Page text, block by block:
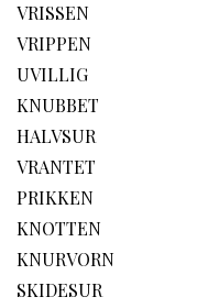
VRISSEN
VRIPPEN
UVILLIG
KNUBBET
HALVSUR
VRANTET
PRIKKEN
KNOTTEN
KNURVORN
SKIDESUR